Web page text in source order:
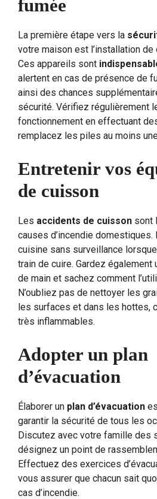
fumée
La première étape vers la
votre maison est l’installation
Ces appareils sont
alertent en cas de présence de
ainsi des chances
sécurité. Vérifiez régulièrement
fonctionnement en effectuant
remplacez les piles au moins
Entretenir vos
de cuisson
Les accidents de cuisson sont
causes d’incendie
cuisine sans surveillance
train de cuire. Gardez également
de main et sachez comment
N’oubliez pas de nettoyer les
les surfaces et dans les hottes,
très inflammables.
Adopter un plan
d’évacuation
Élaborer un plan d’évacuation
garantir la sécurité de tous les
Discutez avec votre famille des
désignez un point de
Effectuez des exercices
vous assurer que chacun sait
cas d’incendie.